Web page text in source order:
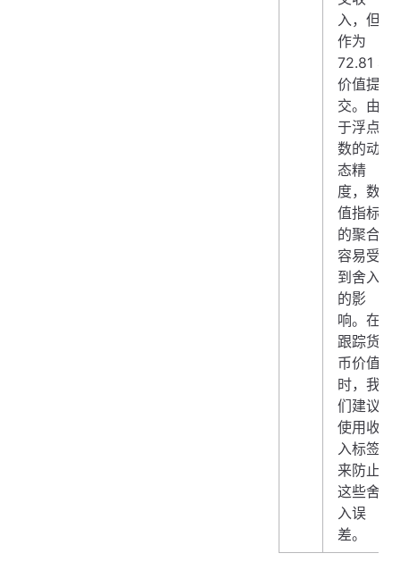
入，但
作为
72.81 与
价值提
交。由
于浮点
数的动
态精
度，数
值指标
的聚合
容易受
到舍入
的影
响。在
跟踪货
币价值
时，我
们建议
使用收
入标签
来防止
这些舍
入误
差。